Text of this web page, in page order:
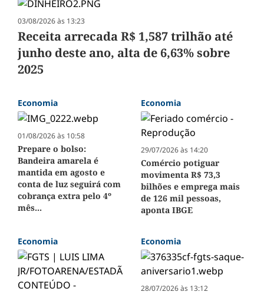
03/08/2026 às 13:23
Receita arrecada R$ 1,587 trilhão até
junho deste ano, alta de 6,63% sobre
2025
Economia
01/08/2026 às 10:58
Prepare o bolso:
Bandeira amarela é
mantida em agosto e
conta de luz seguirá com
cobrança extra pelo 4º
mês...
Economia
29/07/2026 às 14:20
Comércio potiguar
movimenta R$ 73,3
bilhões e emprega mais
de 126 mil pessoas,
aponta IBGE
Economia Economia
28/07/2026 às 13:12